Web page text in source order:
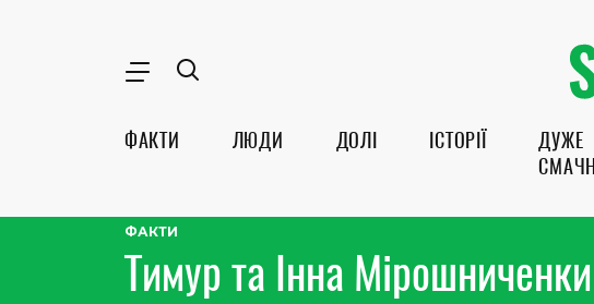
ФАКТИ ЛЮДИ ДОЛІ ІСТОРІЇ
ДУЖЕ
ФАКТИ
Тимур та Інна